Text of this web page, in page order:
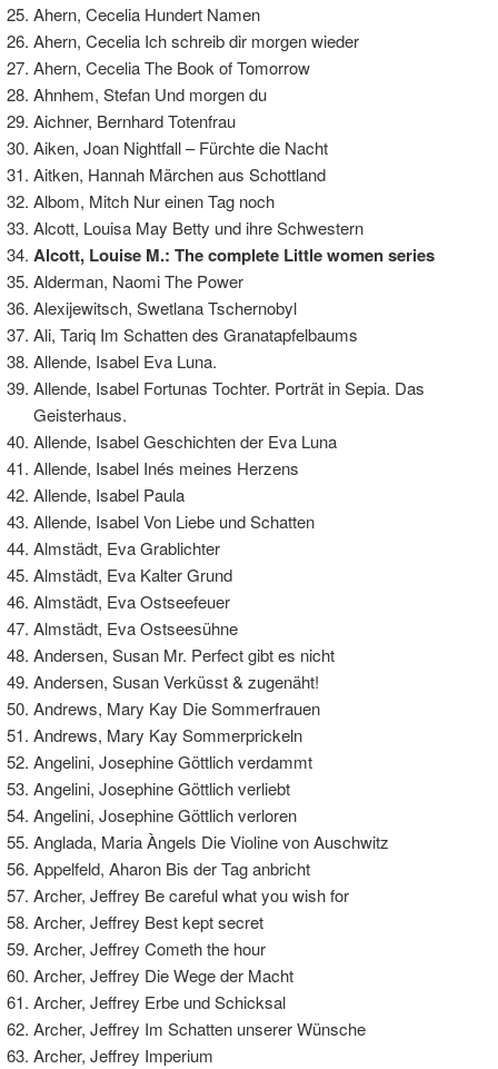
Ahern, Cecelia Hundert Namen
Ahern, Cecelia Ich schreib dir morgen wieder
Ahern, Cecelia The Book of Tomorrow
Ahnhem, Stefan Und morgen du
Aichner, Bernhard Totenfrau
Aiken, Joan Nightfall – Fürchte die Nacht
Aitken, Hannah Märchen aus Schottland
Albom, Mitch Nur einen Tag noch
Alcott, Louisa May Betty und ihre Schwestern
Alcott, Louise M.: The complete Little women series
Alderman, Naomi The Power
Alexijewitsch, Swetlana Tschernobyl
Ali, Tariq Im Schatten des Granatapfelbaums
Allende, Isabel Eva Luna.
Allende, Isabel Fortunas Tochter. Porträt in Sepia. Das
Geisterhaus.
Allende, Isabel Geschichten der Eva Luna
Allende, Isabel Inés meines Herzens
Allende, Isabel Paula
Allende, Isabel Von Liebe und Schatten
Almstädt, Eva Grablichter
Almstädt, Eva Kalter Grund
Almstädt, Eva Ostseefeuer
Almstädt, Eva Ostseesühne
Andersen, Susan Mr. Perfect gibt es nicht
Andersen, Susan Verküsst & zugenäht!
Andrews, Mary Kay Die Sommerfrauen
Andrews, Mary Kay Sommerprickeln
Angelini, Josephine Göttlich verdammt
Angelini, Josephine Göttlich verliebt
Angelini, Josephine Göttlich verloren
Anglada, Maria Àngels Die Violine von Auschwitz
Appelfeld, Aharon Bis der Tag anbricht
Archer, Jeffrey Be careful what you wish for
Archer, Jeffrey Best kept secret
Archer, Jeffrey Cometh the hour
Archer, Jeffrey Die Wege der Macht
Archer, Jeffrey Erbe und Schicksal
Archer, Jeffrey Im Schatten unserer Wünsche
Archer, Jeffrey Imperium